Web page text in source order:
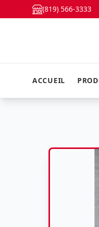
(819) 566-3333
ACCUEIL